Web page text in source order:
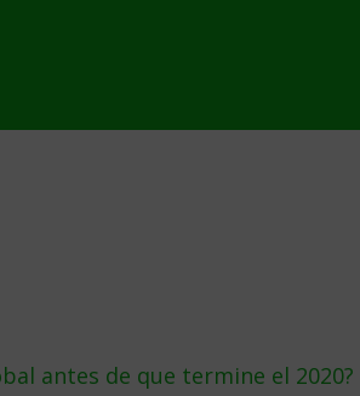
antes de que termine el 2020?